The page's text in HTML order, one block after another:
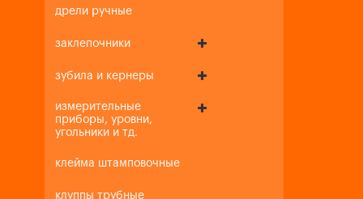
дрели ручные
заклепочники
зубила и кернеры
измерительные
приборы, уровни,
угольники и тд.
клейма штамповочные
клуппы трубные